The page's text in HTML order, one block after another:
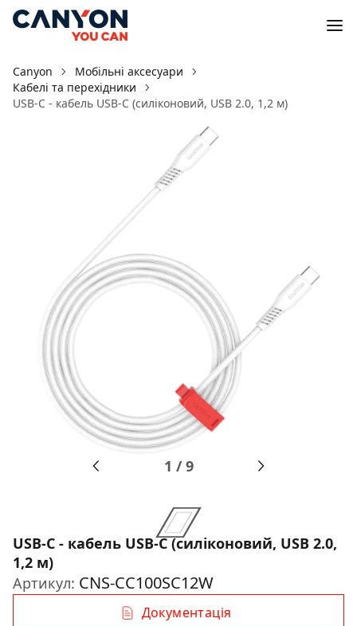
Canyon
Мобільні аксесуари
Кабелі та перехідники
USB-C - кабель USB-C (силіконовий, USB 2.0, 1,2 м)
1 /9
USB-C - кабель USB-C (силіконовий, USB 2.0,
1,2 м)
Артикул: CNS-CC100SC12W
Документація